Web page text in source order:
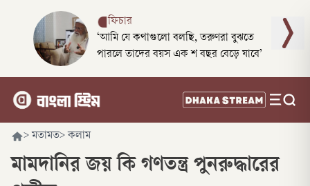
ফিচার
‘আমি যে কথাগুলো বলছি, তরুণরা বুঝতে
পারলে তাদের বয়স এক শ বছর বেড়ে যাবে’
> মতামত> কলাম
মামদানির জয় কি গণতন্ত্র পুনরুদ্ধারের